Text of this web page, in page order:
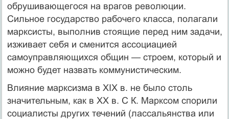
обрушивающегося на врагов революции.
Сильное государство рабочего класса, полагали
марксисты, выполнив стоящие перед ним задачи,
изживает себя и сменится ассоциацией
самоуправляющихся общин — строем, который и
можно будет назвать коммунистическим.
Влияние марксизма в ХIХ в. не было столь
значительным, как в XX в. С К. Марксом спорили
социалисты других течений (лассальянства или